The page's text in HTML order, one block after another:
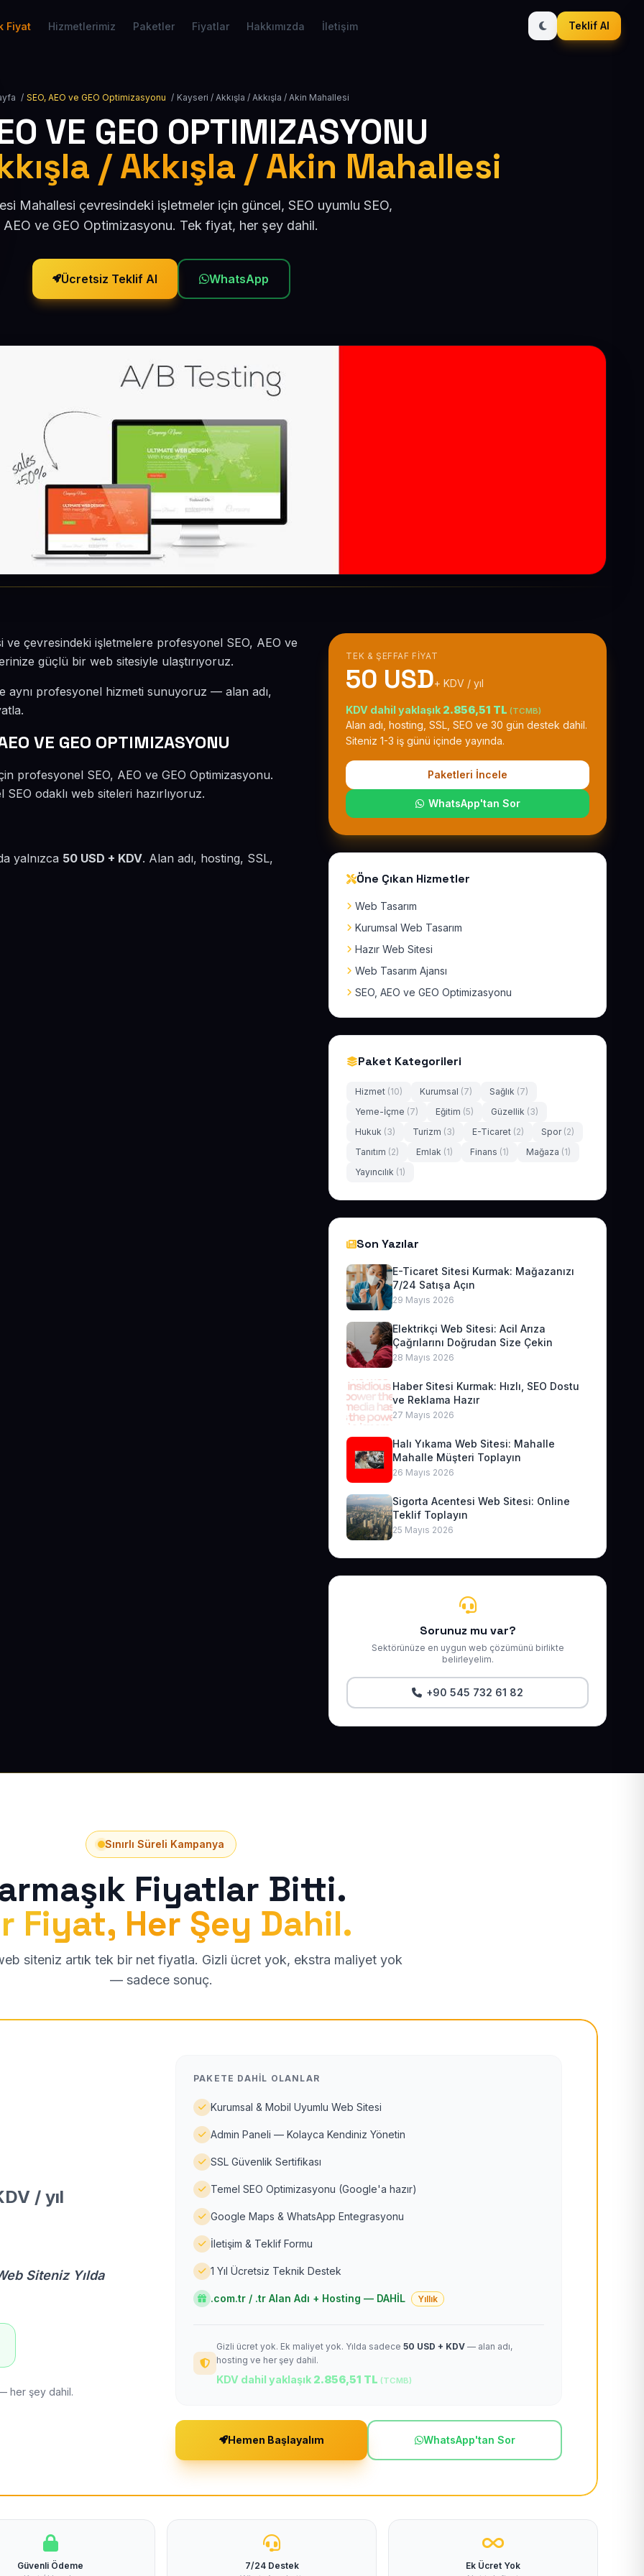
Fiyat Hizmetlerimiz Paketler Fiyatlar Hakkımızda İletişim Teklif Al
/ SEO, AEO ve GEO Optimizasyonu / Kayseri / Akkışla / Akkışla / Akin Mahallesi
VE GEO OPTIMIZASYONU
/ Akkışla / Akin Mahallesi
Mahallesi çevresindeki işletmeler için güncel, SEO uyumlu SEO,
AEO ve GEO Optimizasyonu. Tek fiyat, her şey dahil.
Ücretsiz Teklif Al WhatsApp
ve çevresindeki işletmelere profesyonel SEO, AEO ve
güçlü bir web sitesiyle ulaştırıyoruz.
aynı profesyonel hizmeti sunuyoruz — alan adı,
VE GEO OPTIMIZASYONU
profesyonel SEO, AEO ve GEO Optimizasyonu.
odaklı web siteleri hazırlıyoruz.
yalnızca 50 USD + KDV. Alan adı, hosting, SSL,
TEK & ŞEFFAF FIYAT
50 USD+ KDV / yıl
KDV dahil yaklaşık 2.856,51 TL (TCMB)
Alan adı, hosting, SSL, SEO ve 30 gün destek dahil.
Siteniz 1-3 iş günü içinde yayında.
Paketleri İncele
WhatsApp'tan Sor
Öne Çıkan Hizmetler
Web Tasarım
Kurumsal Web Tasarım
Hazır Web Sitesi
Web Tasarım Ajansı
SEO, AEO ve GEO Optimizasyonu
Paket Kategorileri
Hizmet (10) Kurumsal (7) Sağlık (7)
Yeme-İçme (7) Eğitim (5) Güzellik (3)
Hukuk (3) Turizm (3) E-Ticaret (2) Spor (2)
Tanıtım (2) Emlak (1) Finans (1) Mağaza (1)
Yayıncılık (1)
Son Yazılar
E-Ticaret Sitesi Kurmak: Mağazanızı
7/24 Satışa Açın
29 Mayıs 2026
Elektrikçi Web Sitesi: Acil Arıza
Çağrılarını Doğrudan Size Çekin
28 Mayıs 2026
Haber Sitesi Kurmak: Hızlı, SEO Dostu
ve Reklama Hazır
27 Mayıs 2026
Halı Yıkama Web Sitesi: Mahalle
Mahalle Müşteri Toplayın
26 Mayıs 2026
Sigorta Acentesi Web Sitesi: Online
Teklif Toplayın
25 Mayıs 2026
Sorunuz mu var?
Sektörünüze en uygun web çözümünü birlikte
belirleyelim.
+90 545 732 61 82
Sınırlı Süreli Kampanya
Fiyatlar Bitti.
Fiyat, Her Şey Dahil.
siteniz artık tek bir net fiyatla. Gizli ücret yok, ekstra maliyet yok
— sadece sonuç.
/ yıl
Siteniz Yılda
her şey dahil.
PAKETE DAHIL OLANLAR
Kurumsal & Mobil Uyumlu Web Sitesi
Admin Paneli — Kolayca Kendiniz Yönetin
SSL Güvenlik Sertifikası
Temel SEO Optimizasyonu (Google'a hazır)
Google Maps & WhatsApp Entegrasyonu
İletişim & Teklif Formu
1 Yıl Ücretsiz Teknik Destek
.com.tr / .tr Alan Adı + Hosting — DAHİL Yıllık
Gizli ücret yok. Ek maliyet yok. Yılda sadece 50 USD + KDV — alan adı,
hosting ve her şey dahil.
KDV dahil yaklaşık 2.856,51 TL (TCMB)
Hemen Başlayalım WhatsApp'tan Sor
Güvenli Ödeme
7/24 Destek
Ek Ücret Yok